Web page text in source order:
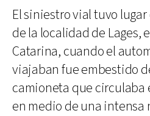
El siniestro vial tuvo
de la localidad de Lages,
Catarina, cuando el
viajaban fue embestido
camioneta que
en medio de una intensa